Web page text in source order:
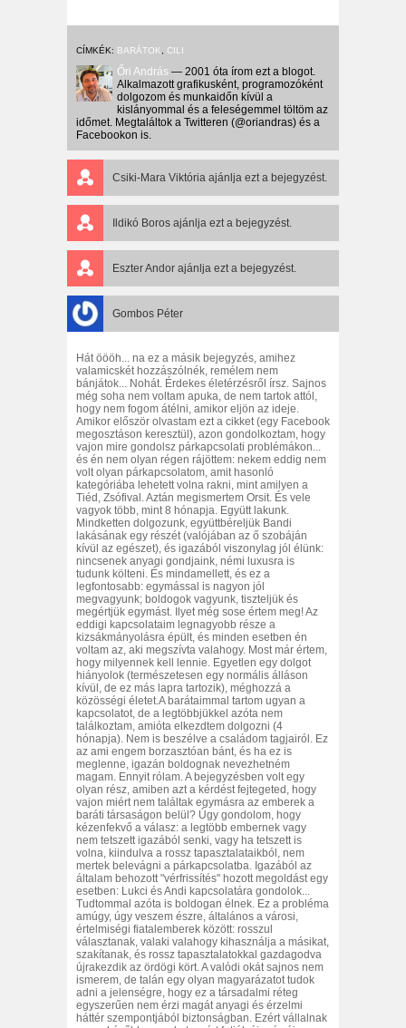
CÍMKÉK: BARÁTOK, CILI
Őri András — 2001 óta írom ezt a blogot.
Alkalmazott grafikusként, programozóként
dolgozom és munkaidőn kívül a
kislányommal és a feleségemmel töltöm az
időmet. Megtaláltok a Twitteren (@oriandras) és a
Facebookon is.
Csiki-Mara Viktória ajánlja ezt a bejegyzést.
Ildikó Boros ajánlja ezt a bejegyzést.
Eszter Andor ajánlja ezt a bejegyzést.
Gombos Péter
Hát öööh... na ez a másik bejegyzés, amihez
valamicskét hozzászólnék, remélem nem
bánjátok... Nohát. Érdekes életérzésről írsz. Sajnos
még soha nem voltam apuka, de nem tartok attól,
hogy nem fogom átélni, amikor eljön az ideje.
Amikor először olvastam ezt a cikket (egy Facebook
megosztáson keresztül), azon gondolkoztam, hogy
vajon mire gondolsz párkapcsolati problémákon...
és én nem olyan régen rájöttem: nekem eddig nem
volt olyan párkapcsolatom, amit hasonló
kategóriába lehetett volna rakni, mint amilyen a
Tiéd, Zsófival. Aztán megismertem Orsit. És vele
vagyok több, mint 8 hónapja. Együtt lakunk.
Mindketten dolgozunk, együttbéreljük Bandi
lakásának egy részét (valójában az ő szobáján
kívül az egészet), és igazából viszonylag jól élünk:
nincsenek anyagi gondjaink, némi luxusra is
tudunk költeni. És mindamellett, és ez a
legfontosabb: egymással is nagyon jól
megvagyunk; boldogok vagyunk, tiszteljük és
megértjük egymást. Ilyet még sose értem meg! Az
eddigi kapcsolataim legnagyobb része a
kizsákmányolásra épült, és minden esetben én
voltam az, aki megszívta valahogy. Most már értem,
hogy milyennek kell lennie. Egyetlen egy dolgot
hiányolok (természetesen egy normális álláson
kívül, de ez más lapra tartozik), méghozzá a
közösségi életet.A barátaimmal tartom ugyan a
kapcsolatot, de a legtöbbjükkel azóta nem
találkoztam, amióta elkezdtem dolgozni (4
hónapja). Nem is beszélve a családom tagjairól. Ez
az ami engem borzasztóan bánt, és ha ez is
meglenne, igazán boldognak nevezhetném
magam. Ennyit rólam. A bejegyzésben volt egy
olyan rész, amiben azt a kérdést fejtegeted, hogy
vajon miért nem találtak egymásra az emberek a
baráti társaságon belül? Úgy gondolom, hogy
kézenfekvő a válasz: a legtöbb embernek vagy
nem tetszett igazából senki, vagy ha tetszett is
volna, kiindulva a rossz tapasztalataikból, nem
mertek belevágni a párkapcsolatba. Igazából az
általam behozott "vérfrissítés" hozott megoldást egy
esetben: Lukci és Andi kapcsolatára gondolok...
Tudtommal azóta is boldogan élnek. Ez a probléma
amúgy, úgy veszem észre, általános a városi,
értelmiségi fiatalemberek között: rosszul
választanak, valaki valahogy kihasználja a másikat,
szakítanak, és rossz tapasztalatokkal gazdagodva
újrakezdik az ördögi kört. A valódi okát sajnos nem
ismerem, de talán egy olyan magyarázatot tudok
adni a jelenségre, hogy ez a társadalmi réteg
egyszerűen nem érzi magát anyagi és érzelmi
háttér szempontjából biztonságban. Ezért vállalnak